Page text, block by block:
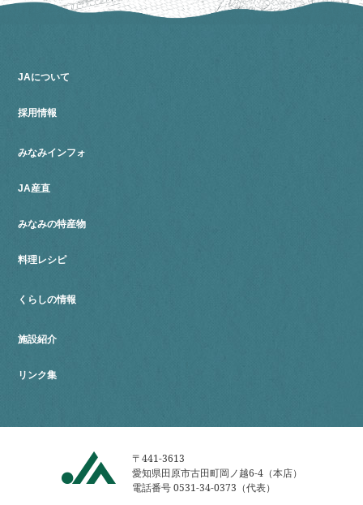
JAについて
採用情報
みなみインフォ
JA産直
みなみの特産物
料理レシピ
くらしの情報
施設紹介
リンク集
〒441-3613
愛知県田原市古田町岡ノ越6-4（本店）
電話番号 0531-34-0373（代表）